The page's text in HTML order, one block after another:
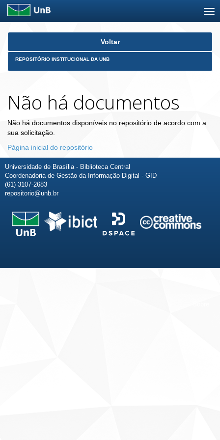
Skip
Voltar
REPOSITÓRIO INSTITUCIONAL DA UNB
Não há documentos
Não há documentos disponíveis no repositório de acordo com a
sua solicitação.
Página inicial do repositório
Universidade de Brasília - Biblioteca Central
Coordenadoria de Gestão da Informação Digital - GID
(61) 3107-2683
repositorio@unb.br